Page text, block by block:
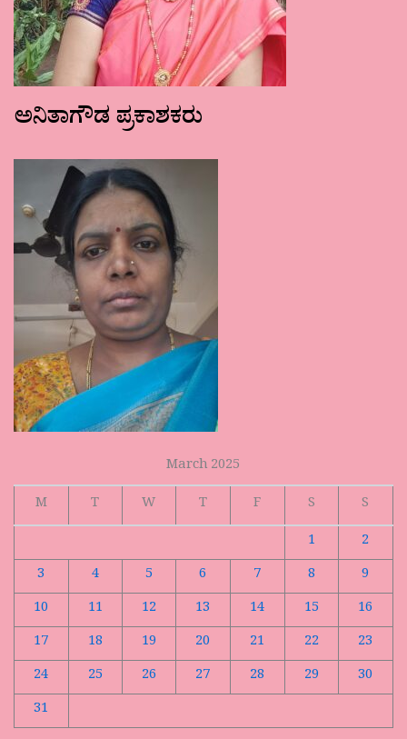
ಅನಿತಾಗೌಡ ಪ್ರಕಾಶಕರು
March 2025
M
T W T F S
S
1
2
3
4 5 6 7 8
9
10
11 12 13 14 15
16
17
18 19 20 21 22
23
24
25 26 27 28 29
30
31